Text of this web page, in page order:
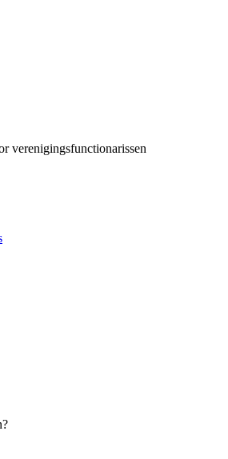
verenigingsfunctionarissen